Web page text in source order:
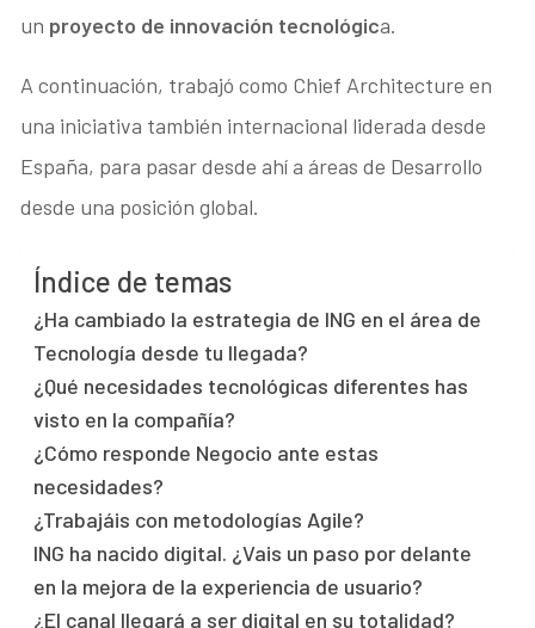
un proyecto de innovación tecnológica.
A continuación, trabajó como Chief Architecture en
una iniciativa también internacional liderada desde
España, para pasar desde ahí a áreas de Desarrollo
desde una posición global.
Índice de temas
¿Ha cambiado la estrategia de ING en el área de
Tecnología desde tu llegada?
¿Qué necesidades tecnológicas diferentes has
visto en la compañía?
¿Cómo responde Negocio ante estas
necesidades?
¿Trabajáis con metodologías Agile?
ING ha nacido digital. ¿Vais un paso por delante
en la mejora de la experiencia de usuario?
¿El canal llegará a ser digital en su totalidad?